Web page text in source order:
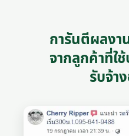
การันตีผลงา
จากลูกค้าที่ใ
รับจ้า